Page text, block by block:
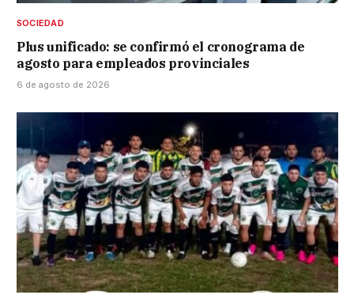
SOCIEDAD
Plus unificado: se confirmó el cronograma de
agosto para empleados provinciales
6 de agosto de 2026